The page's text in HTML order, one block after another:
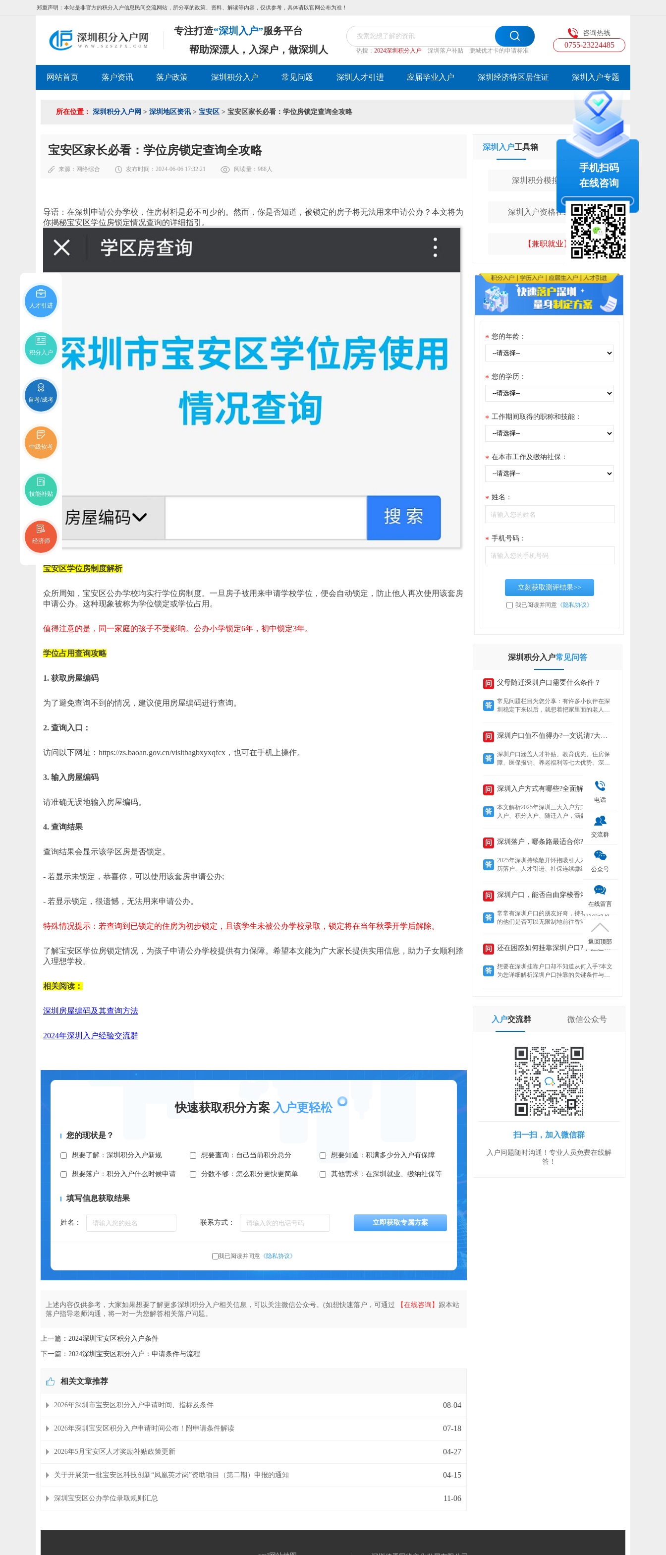
郑重声明：本站是非官方的积分入户信息民间交流网站，所分享的政策、资料、解读等内容，仅供参考，具体请以官网公布为准！
专注打造“深圳入户”服务平台
帮助深漂人，入深户，做深圳人
热搜： 2024深圳积分入户 深圳落户补贴 鹏城优才卡的申请标准
咨询热线
0755-23224485
网站首页 落户资讯 落户政策 深圳积分入户 常见问题 深圳人才引进 应届毕业入户 深圳经济特区居住证 深圳入户专题
所在位置： 深圳积分入户网 > 深圳地区资讯 > 宝安区 > 宝安区家长必看：学位房锁定查询全攻略
宝安区家长必看：学位房锁定查询全攻略
来源： 网络综合 发布时间：2024-06-06 17:32:21 阅读量：988人
导语：在深圳申请公办学校，住房材料是必不可少的。然而，你是否知道，被锁定的房子将无法用来申请公办？本文将为
你揭秘宝安区学位房锁定情况查询的详细指引。
宝安区学位房制度解析
众所周知，宝安区公办学校均实行学位房制度。一旦房子被用来申请学校学位，便会自动锁定，防止他人再次使用该套房
申请公办。这种现象被称为学位锁定或学位占用。
值得注意的是，同一家庭的孩子不受影响。公办小学锁定6年，初中锁定3年。
学位占用查询攻略
1. 获取房屋编码
为了避免查询不到的情况，建议使用房屋编码进行查询。
2. 查询入口：
访问以下网址：https://zs.baoan.gov.cn/visitbagbxyxqfcx，也可在手机上操作。
3. 输入房屋编码
请准确无误地输入房屋编码。
4. 查询结果
查询结果会显示该学区房是否锁定。
- 若显示未锁定，恭喜你，可以使用该套房申请公办;
- 若显示锁定，很遗憾，无法用来申请公办。
特殊情况提示：若查询到已锁定的住房为初步锁定，且该学生未被公办学校录取，锁定将在当年秋季开学后解除。
了解宝安区学位房锁定情况，为孩子申请公办学校提供有力保障。希望本文能为广大家长提供实用信息，助力子女顺利踏
入理想学校。
相关阅读：
深圳房屋编码及其查询方法
2024年深圳入户经验交流群
快速获取积分方案 入户更轻松
您的现状是？
想要了解：深圳积分入户新规 想要查询：自己当前积分总分 想要知道：积满多少分入户有保障
想要落户：积分入户什么时候申请 分数不够：怎么积分更快更简单 其他需求：在深圳就业、缴纳社保等
填写信息获取结果
姓名： 联系方式： 立即获取专属方案
我已阅读并同意《隐私协议》
上述内容仅供参考，大家如果想要了解更多深圳积分入户相关信息，可以关注微信公众号。(如想快速落户，可通过 【在线咨询】 跟本站
落户指导老师沟通，将一对一为您解答相关落户问题。
上一篇：2024深圳宝安区积分入户条件
下一篇：2024深圳宝安区积分入户：申请条件与流程
相关文章推荐
2026年深圳市宝安区积分入户申请时间、指标及条件 08-04
2026年深圳宝安区积分入户申请时间公布！附申请条件解读 07-18
2026年5月宝安区人才奖励补贴政策更新 04-27
关于开展第一批宝安区科技创新“凤凰英才岗”资助项目（第二期）申报的通知 04-15
深圳宝安区公办学位录取规则汇总 11-06
深圳入户工具箱 学历提升工具箱
深圳积分模拟计算器
深圳入户资格在线测评
【兼职就业】
* 您的年龄：
* 您的学历：
* 工作期间取得的职称和技能：
* 在本市工作及缴纳社保：
* 姓名：
* 手机号码：
立刻获取测评结果>>
我已阅读并同意 《隐私协议》
深圳积分入户常见问答
问 父母随迁深圳户口需要什么条件？
答
常见问题栏目为您分享：有许多小伙伴在深
圳稳定下来以后，就想着把家里面的老人接
以后有什么好处？然后再来了解，父母随迁
问 深圳户口值不值得办?一文说清7大核心优势!
答
深圳户口涵盖人才补贴、教育优先、住房保
障、医保报销、养老福利等七大优势。深户
考加分，住房成本低至市场30%，医保报销
比例高达95%，退休养老金更高，且支持全
家随迁。本文详解各项福利，助你判断落户
价值。
问 深圳入户方式有哪些?全面解析!
答
本文解析2025年深圳三大入户方式——人才
入户、积分入户、随迁入户，涵盖适用人
群、核心优势及政策细节。数据显示，人才
入户无需排队且无名额限制，积分入户无学
历要求但竞争激烈，随迁入户条件宽松，助
问 深圳落户，哪条路最适合你?
答
2025年深圳持续敞开怀抱吸引人才，提供学
历落户、人才引进、社保连续缴纳、投资创
径。无论你是高学历毕业生、技术精英、稳
定就业者还是创业者，总有一条通道助你扎
根这座创新之城。了解政策核心，精准匹配
自身条件，是高效落户的关键。
问 深圳户口，能否自由穿梭香港?
答
常常有深圳户口的朋友好奇，持有特殊身份
的他们是否可以无限制地前往香港?本文将揭
示“一周一行”香港签注的真实情况，带你了
问 还在困惑如何挂靠深圳户口?掌握这些要点轻松...
答
想要在深圳挂靠户口却不知道从何入手?本文
为您详细解析深圳户口挂靠的关键条件与所
入户交流群 微信公众号
扫一扫，加入微信群
入户问题随时沟通！专业人员免费在线解
答！
人才引进
积分入户
自考/成考
中级软考
技能补贴
经济师
手机扫码
在线咨询
电话
交流群
公众号
在线留言
返回顶部